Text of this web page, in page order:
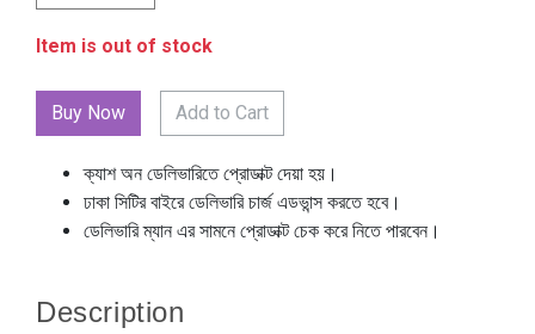
Item is out of stock
Add to Cart
ক্যাশ অন ডেলিভারিতে প্রোডাক্ট দেয়া হয়।
ঢাকা সিটির বাইরে ডেলিভারি চার্জ এডভান্স করতে হবে।
ডেলিভারি ম্যান এর সামনে প্রোডাক্ট চেক করে নিতে পারবেন।
Description